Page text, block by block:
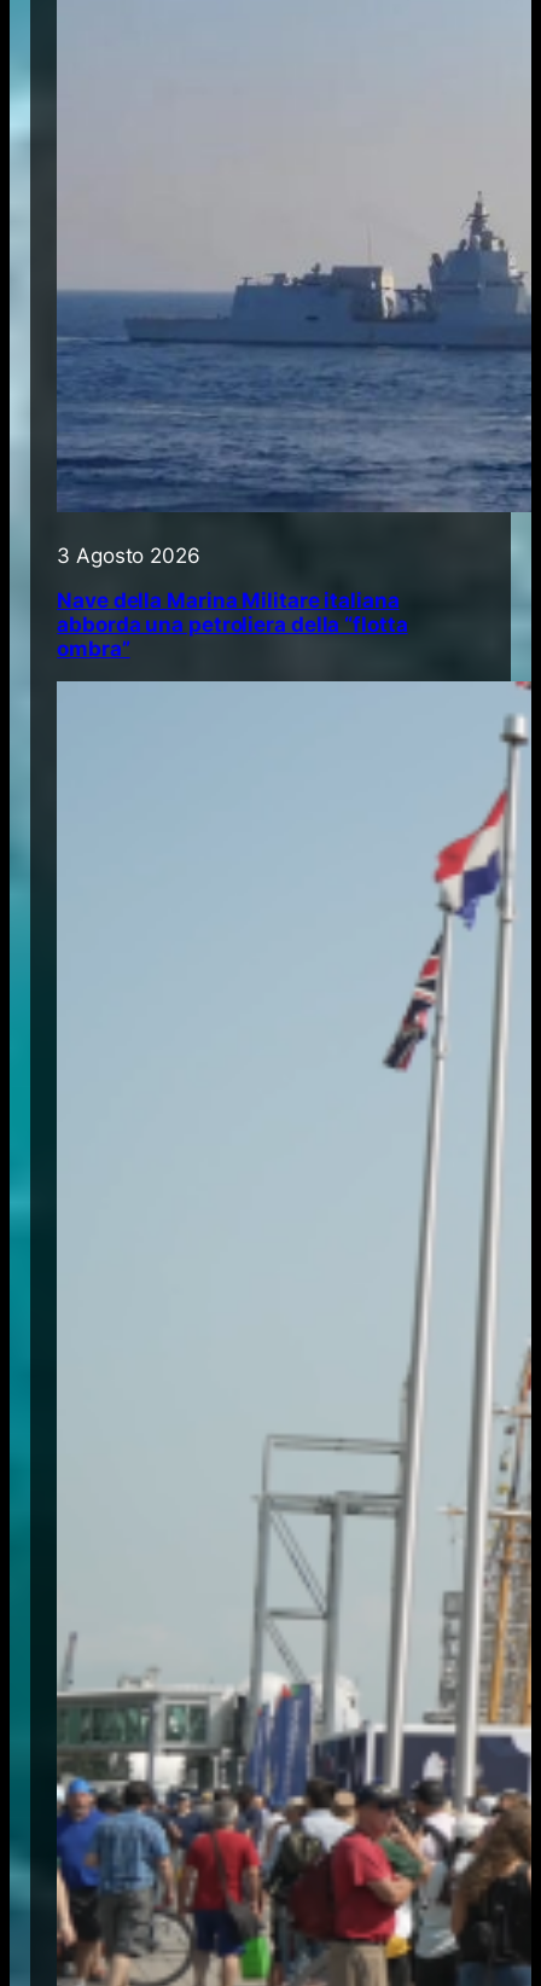
3 Agosto 2026
Nave della Marina Militare italiana
abborda una petroliera della “flotta
ombra”